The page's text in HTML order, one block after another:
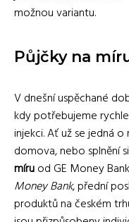
možnou variantu.
Půjčky na
V dnešní uspěchané
kdy potřebujeme
injekci. Ať už se jedná
domova, nebo splnění
míruod GE Money
Money Bank, přední
produktů na českém